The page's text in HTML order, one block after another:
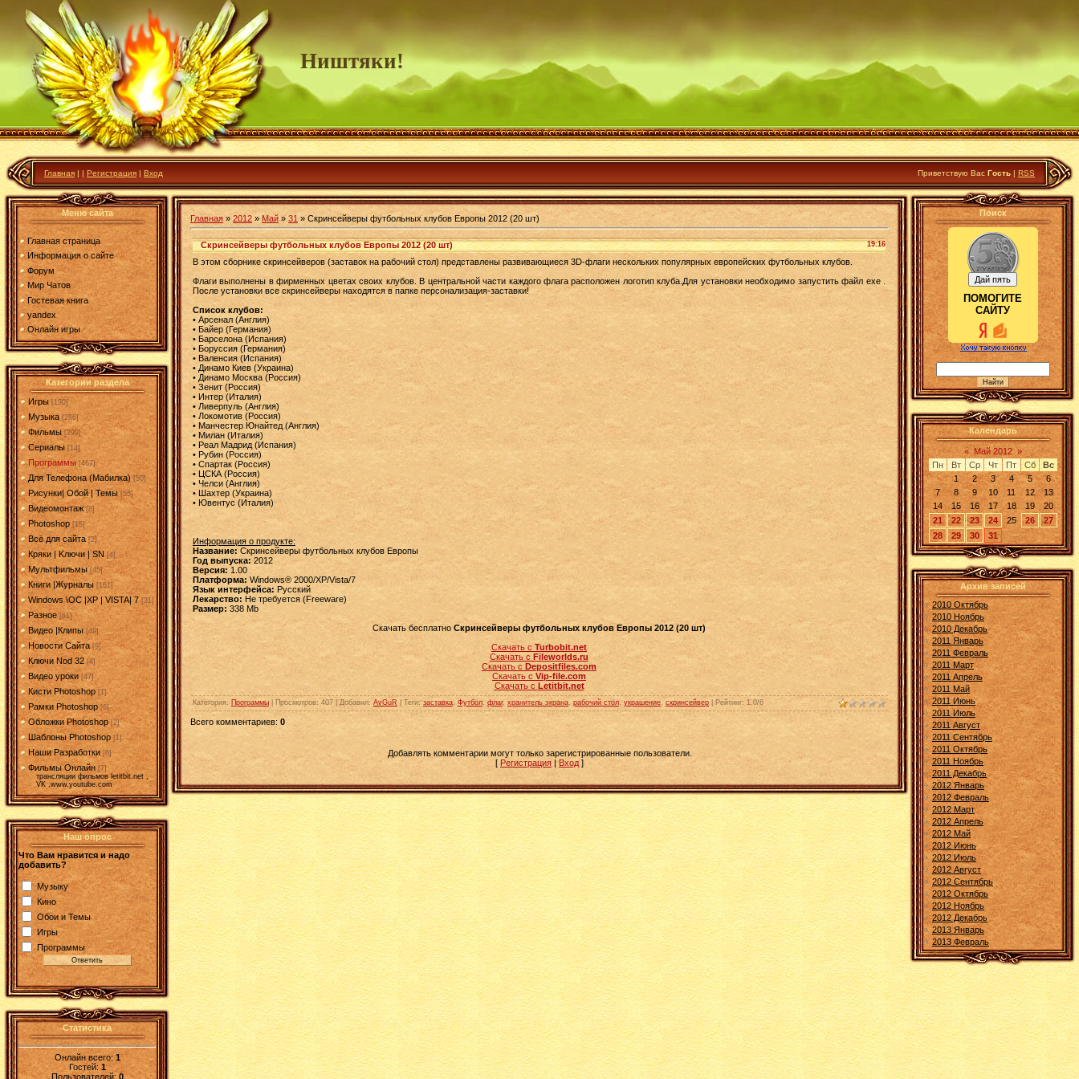
Ништяки!
Главная | | Регистрация | Вход Приветствую Вас Гость | RSS
Меню сайта
Главная страница
Информация о сайте
Форум
Мир Чатов
Гостевая книга
yandex
Онлайн игры
Категории раздела
Игры [190]
Музыка [286]
Фильмы [299]
Сериалы [14]
Программы [467]
Для Телефона (Мабилка) [50]
Рисунки| Обой | Темы [55]
Видеомонтаж [8]
Photoshop [15]
Всё для сайта [2]
Кряки | Kлючи | SN [4]
Мультфильмы [45]
Книги |Журналы [161]
Windows \OC |XP | VISTA| 7 [31]
Разное [61]
Видео |Клипы [49]
Новости Сайта [9]
Ключи Nod 32 [4]
Видео уроки [47]
Кисти Photoshop [1]
Рамки Photoshop [6]
Обложки Photoshop [2]
Шаблоны Photoshop [1]
Наши Разработки [6]
Фильмы Онлайн [7]
трансляции фильмов letitbit.net ,
VK ,www.youtube.com
Наш опрос
Что Вам нравится и надо
добавить?
Музыку
Кино
Обои и Темы
Игры
Программы
Статистика
Онлайн всего:1
Гостей:1
Пользователей: 0
Главная » 2012 » Май » 31 » Скринсейверы футбольных клубов Европы 2012 (20 шт)
19:16
Скринсейверы футбольных клубов Европы 2012 (20 шт)
В этом сборнике скринсейверов (заставок на рабочий стол) представлены развивающиеся 3D-флаги нескольких популярных европейских футбольных клубов.
Флаги выполнены в фирменных цветах своих клубов. В центральной части каждого флага расположен логотип клуба.Для установки необходимо запустить файл exe .
После установки все скринсейверы находятся в папке персонализация-заставки!
Список клубов:
• Арсенал (Англия)
• Байер (Германия)
• Барселона (Испания)
• Боруссия (Германия)
• Валенсия (Испания)
• Динамо Киев (Украина)
• Динамо Москва (Россия)
• Зенит (Россия)
• Интер (Италия)
• Ливерпуль (Англия)
• Локомотив (Россия)
• Манчестер Юнайтед (Англия)
• Милан (Италия)
• Реал Мадрид (Испания)
• Рубин (Россия)
• Спартак (Россия)
• ЦСКА (Россия)
• Челси (Англия)
• Шахтер (Украина)
• Ювентус (Италия)
Информация о продукте:
Название: Скринсейверы футбольных клубов Европы
Год выпуска: 2012
Версия: 1.00
Платформа: Windows® 2000/XP/Vista/7
Язык интерфейса: Русский
Лекарство: Не требуется (Freeware)
Размер: 338 Mb
Скачать бесплатно Скринсейверы футбольных клубов Европы 2012 (20 шт)
Скачать с Turbobit.net
Скачать с Fileworlds.ru
Скачать с Depositfiles.com
Скачать с Vip-file.com
Скачать с Letitbit.net
Категория: Программы Просмотров: 407 | Добавил: AvGuR Теги: заставка Футбол флаг, хранитель экрана рабочий стол украшение скринсейвер Рейтинг: 1.0/6
Всего комментариев: 0
Добавлять комментарии могут только зарегистрированные пользователи.
[ Регистрация |Вход ]
Поиск
ПОМОГИТЕ
САЙТУ
Календарь
« Май 2012 »
Пн
Вт Ср Чт Пт Сб
Вс
1
2 3 4 5
6
7
8 9 10 11 12
13
14
15 16 17 18 19
20
21
22 23 24 25 26
27
28
29 30 31
Архив записей
2010 Октябрь
2010 Ноябрь
2010 Декабрь
2011 Январь
2011 Февраль
2011 Март
2011 Апрель
2011 Май
2011 Июнь
2011 Июль
2011 Август
2011 Сентябрь
2011 Октябрь
2011 Ноябрь
2011 Декабрь
2012 Январь
2012 Февраль
2012 Март
2012 Апрель
2012 Май
2012 Июнь
2012 Июль
2012 Август
2012 Сентябрь
2012 Октябрь
2012 Ноябрь
2012 Декабрь
2013 Январь
2013 Февраль